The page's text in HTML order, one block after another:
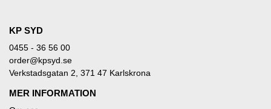
KP SYD
0455 - 36 56 00
order@kpsyd.se
Verkstadsgatan 2, 371 47 Karlskrona
MER INFORMATION